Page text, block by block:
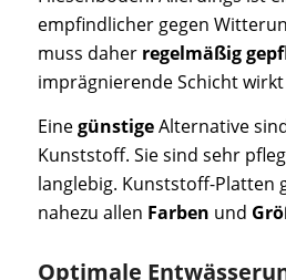
empfindlicher gegen
muss daher regelmäßig
imprägnierende Schicht wirkt
EinegünstigeAlternative
Kunststoff. Sie sind sehr
langlebig. Kunststoff-Platten
nahezu allen Farben und
Optimale